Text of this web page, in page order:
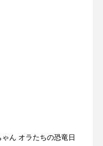
ん オラたちの恐竜日